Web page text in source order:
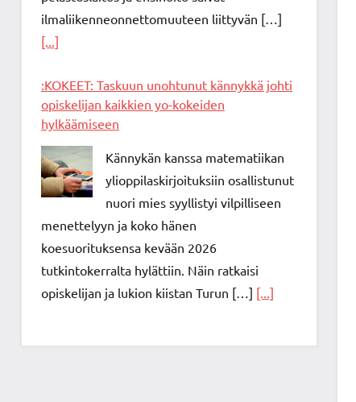
ilmaliikenneonnettomuuteen liittyvän […]
[...]
:KOKEET: Taskuun unohtunut kännykkä johti
opiskelijan kaikkien yo-kokeiden
hylkäämiseen
Kännykän kanssa matematiikan
ylioppilaskirjoituksiin osallistunut
nuori mies syyllistyi vilpilliseen
menettelyyn ja koko hänen
koesuorituksensa kevään 2026
tutkintokerralta hylättiin. Näin ratkaisi
opiskelijan ja lukion kiistan Turun […] [...]